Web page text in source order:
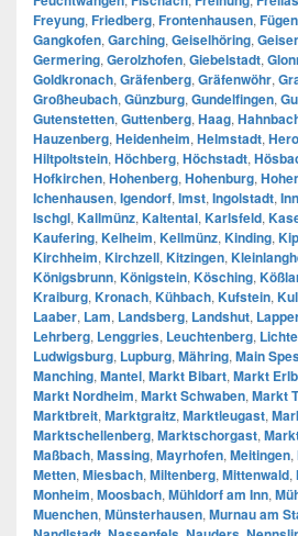
Freyung, Friedberg, Frontenhausen, Fügen
Gangkofen, Garching, Geiselhöring,
Germering, Gerolzhofen, Giebelstadt,
Goldkronach, Gräfenberg, Gräfenwöhr,
Großheubach, Günzburg, Gundelfingen,
Gutenstetten, Guttenberg, Haag,
Hauzenberg, Heidenheim, Helmstadt,
Hiltpoltstein, Höchberg, Höchstadt,
Hofkirchen, Hohenberg, Hohenburg,
Ichenhausen, Igendorf, Imst, Ingolstadt,
Ischgl, Kallmünz, Kaltental, Karlsfeld,
Kaufering, Kelheim, Kellmünz, Kinding,
Kirchheim, Kirchzell, Kitzingen,
Königsbrunn, Königstein, Kösching,
Kraiburg, Kronach, Kühbach, Kufstein,
Laaber, Lam, Landsberg, Landshut,
Lehrberg, Lenggries, Leuchtenberg,
Ludwigsburg, Lupburg, Mähring, Main
Manching, Mantel, Markt Bibart, Markt
Markt Nordheim, Markt Schwaben, Markt
Marktbreit, Marktgraitz, Marktleugast,
Marktschellenberg, Marktschorgast,
Maßbach, Massing, Mayrhofen, Meitingen,
Metten, Miesbach, Miltenberg, Mittenwald,
Monheim, Moosbach, Mühldorf am Inn,
Muenchen, Münsterhausen, Murnau am